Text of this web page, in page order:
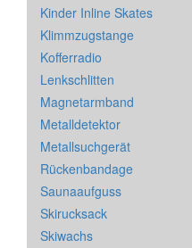
Kinder Inline Skates
Klimmzugstange
Kofferradio
Lenkschlitten
Magnetarmband
Metalldetektor
Metallsuchgerät
Rückenbandage
Saunaaufguss
Skirucksack
Skiwachs